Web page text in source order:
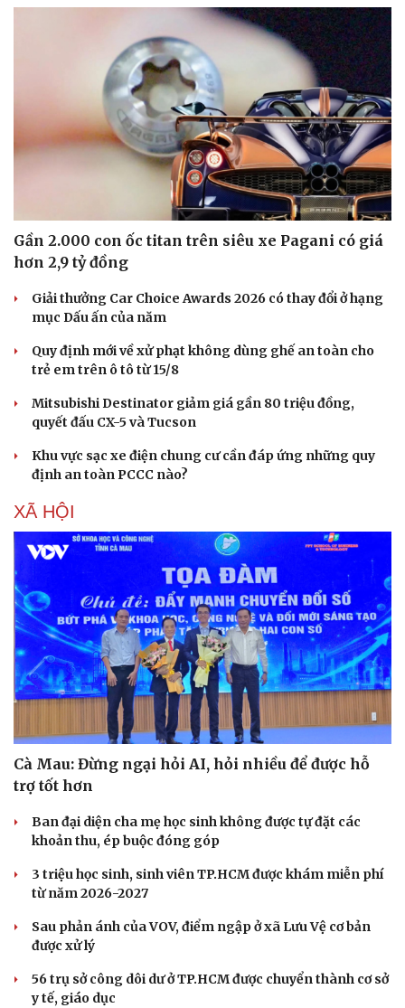
Sức khỏe
Dinh dưỡng - món ngon
Cây thuốc
Nhi khoa
Nam khoa
Làm đẹp - giảm cân
Phòng mạch online
Ăn sạch sống khỏe
Nhà đẹp
Blog
Gần 2.000 con ốc titan trên siêu xe Pagani có giá
hơn 2,9 tỷ đồng
Giải thưởng Car Choice Awards 2026 có thay đổi ở hạng
mục Dấu ấn của năm
Quy định mới về xử phạt không dùng ghế an toàn cho
trẻ em trên ô tô từ 15/8
Mitsubishi Destinator giảm giá gần 80 triệu đồng,
quyết đấu CX-5 và Tucson
Khu vực sạc xe điện chung cư cần đáp ứng những quy
định an toàn PCCC nào?
XÃ HỘI
Cà Mau: Đừng ngại hỏi AI, hỏi nhiều để được hỗ
trợ tốt hơn
Ban đại diện cha mẹ học sinh không được tự đặt các
khoản thu, ép buộc đóng góp
3 triệu học sinh, sinh viên TP.HCM được khám miễn phí
từ năm 2026-2027
Sau phản ánh của VOV, điểm ngập ở xã Lưu Vệ cơ bản
được xử lý
56 trụ sở công dôi dư ở TP.HCM được chuyển thành cơ sở
y tế, giáo dục